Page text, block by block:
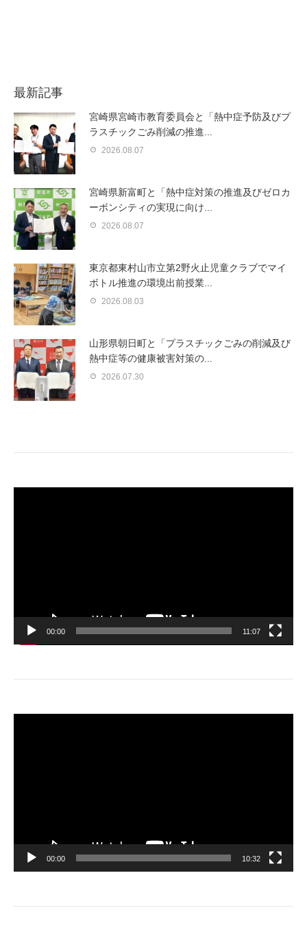
最新記事
宮崎県宮崎市教育委員会と「熱中症予防及びプ
ラスチックごみ削減の推進...
2026.08.07
宮崎県新富町と「熱中症対策の推進及びゼロカ
ーボンシティの実現に向け...
2026.08.07
東京都東村山市立第2野火止児童クラブでマイ
ボトル推進の環境出前授業...
2026.08.03
山形県朝日町と「プラスチックごみの削減及び
熱中症等の健康被害対策の...
2026.07.30
00:00 11:07
00:00 10:32